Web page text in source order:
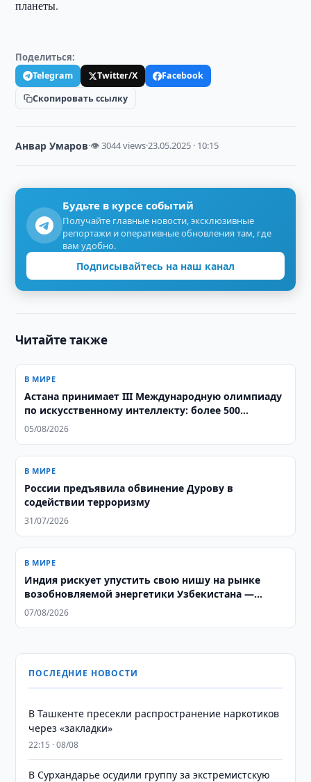
планеты.
Поделиться:
Telegram Twitter/X
Facebook
Скопировать ссылку
Анвар Умаров·👁 3044 views·23.05.2025 · 10:15
Будьте в курсе событий
Получайте главные новости, эксклюзивные
репортажи и оперативные обновления там, где
вам удобно.
Подписывайтесь на наш канал
Читайте также
В МИРЕ
Астана принимает III Международную олимпиаду
по искусственному интеллекту: более 500
школьников из 106 стран соревнуются за звание
05/08/2026
В МИРЕ
России предъявила обвинение Дурову в
содействии терроризму
31/07/2026
В МИРЕ
Индия рискует упустить свою нишу на рынке
возобновляемой энергетики Узбекистана —
аналитики ORF
07/08/2026
ПОСЛЕДНИЕ НОВОСТИ
В Ташкенте пресекли распространение наркотиков
через «закладки»
22:15 · 08/08
В Сурхандарье осудили группу за экстремистскую